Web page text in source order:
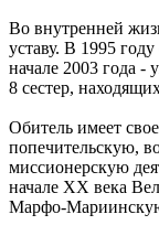
Во внутренней
уставу. В 1995
начале 2003 года -
8 сестер,
Обитель имеет
попечительскую,
миссионерскую
начале XX века
Марфо-